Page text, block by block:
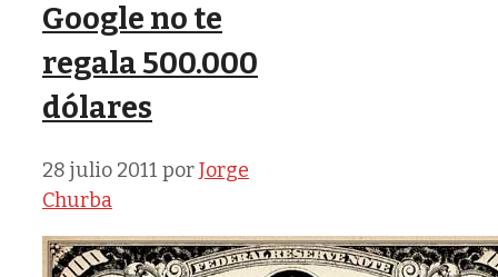
Google no te
regala 500.000
dólares
28 julio 2011 porJorge
Churba